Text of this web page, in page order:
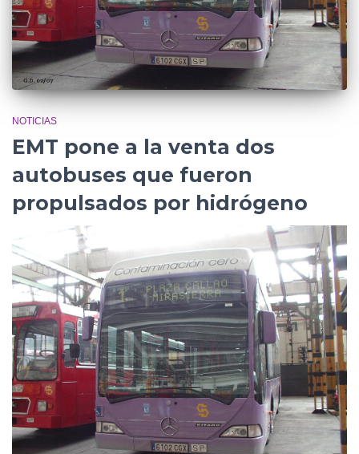
NOTICIAS
EMT pone a la venta dos
autobuses que fueron
propulsados por hidrógeno